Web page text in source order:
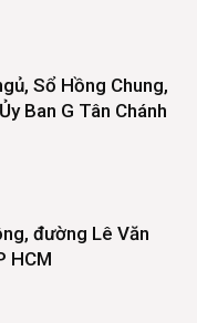
Sổ Hồng Chung,
Ban G Tân Chánh
đường Lê Văn
HCM